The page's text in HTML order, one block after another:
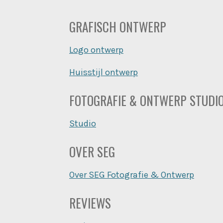
GRAFISCH ONTWERP
Logo ontwerp
Huisstijl ontwerp
FOTOGRAFIE & ONTWERP
Studio
OVER SEG
Over SEG Fotografie & Ontwerp
REVIEWS